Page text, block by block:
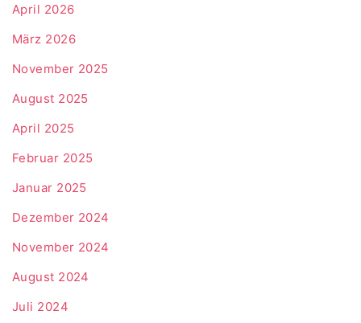
April 2026
März 2026
November 2025
August 2025
April 2025
Februar 2025
Januar 2025
Dezember 2024
November 2024
August 2024
Juli 2024